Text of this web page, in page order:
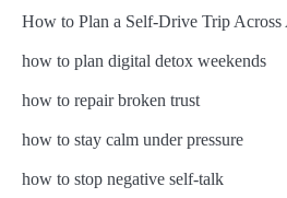
How to Plan a Self-Drive Trip Across
how to plan digital detox weekends
how to repair broken trust
how to stay calm under pressure
how to stop negative self-talk